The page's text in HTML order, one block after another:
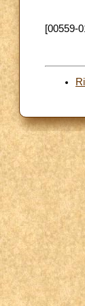
[00559-